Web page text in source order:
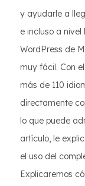
y ayudarle a
e incluso a
WordPress de
muy fácil. Con
más de 110
directamente
lo que puede
artículo, le
el uso del
Explicaremos